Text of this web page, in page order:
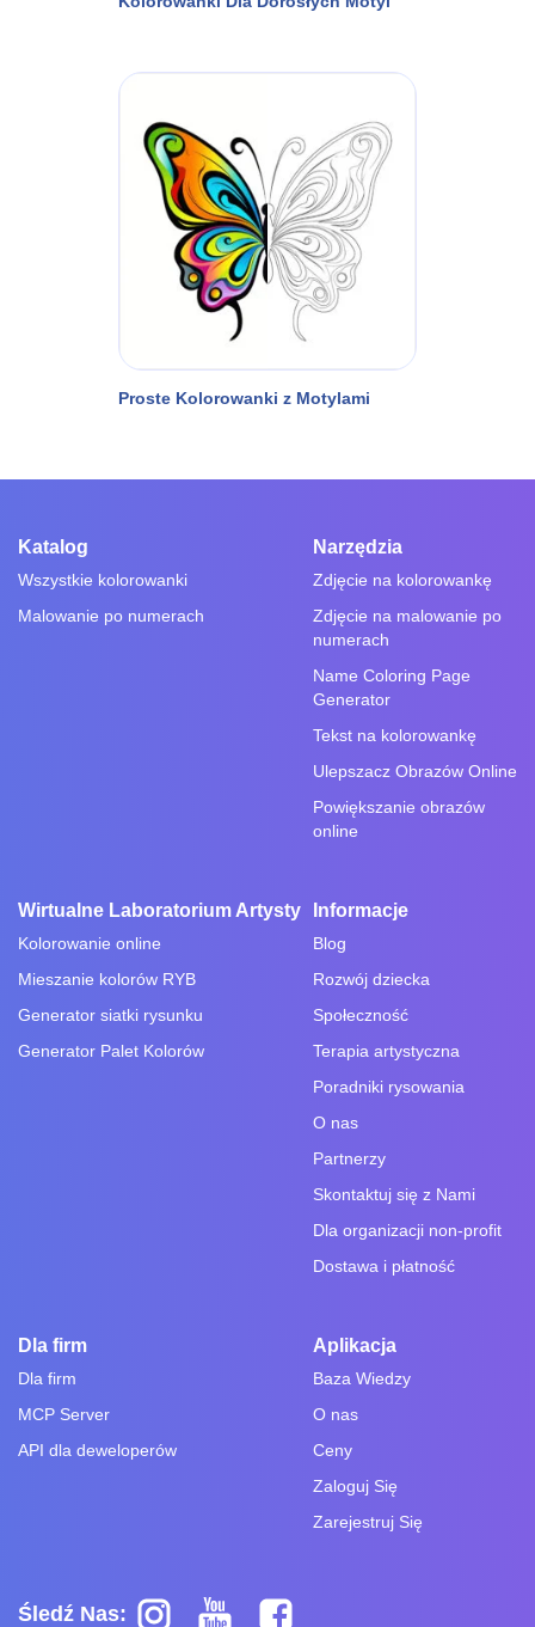
Proste Kolorowanki z Motylami
Katalog
Wszystkie kolorowanki
Malowanie po numerach
Narzędzia
Zdjęcie na kolorowankę
Zdjęcie na malowanie po
numerach
Name Coloring Page
Generator
Tekst na kolorowankę
Ulepszacz Obrazów Online
Powiększanie obrazów
online
Wirtualne Laboratorium Artysty
Kolorowanie online
Mieszanie kolorów RYB
Generator siatki rysunku
Generator Palet Kolorów
Informacje
Blog
Rozwój dziecka
Społeczność
Terapia artystyczna
Poradniki rysowania
O nas
Partnerzy
Skontaktuj się z Nami
Dla organizacji non-profit
Dostawa i płatność
Dla firm
Dla firm
MCP Server
API dla deweloperów
Aplikacja
Baza Wiedzy
O nas
Ceny
Zaloguj Się
Zarejestruj Się
Śledź Nas: